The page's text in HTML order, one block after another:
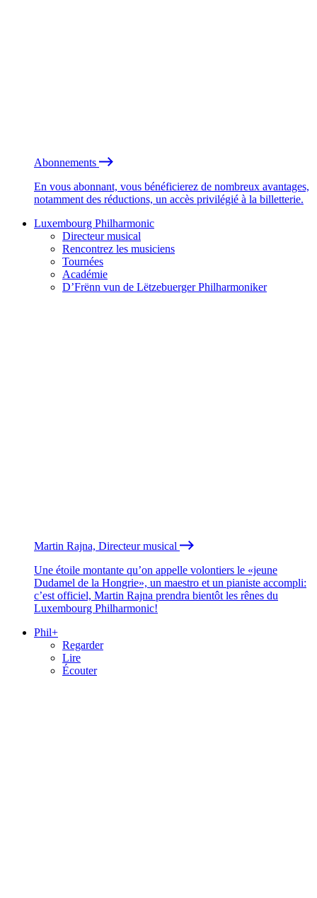
Abonnements
En vous abonnant, vous bénéficierez de nombreux avantages,
notamment des réductions, un accès privilégié à la billetterie.
Luxembourg Philharmonic
Directeur musical
Rencontrez les musiciens
Tournées
Académie
D’Frënn vun de Lëtzebuerger Philharmoniker
Martin Rajna, Directeur musical
Une étoile montante qu’on appelle volontiers le «jeune
Dudamel de la Hongrie», un maestro et un pianiste accompli:
c’est officiel, Martin Rajna prendra bientôt les rênes du
Luxembourg Philharmonic!
Phil+
Regarder
Lire
Écouter